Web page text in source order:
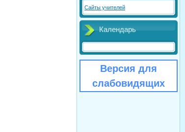
Сайты учителей
Календарь
Версия для
слабовидящих